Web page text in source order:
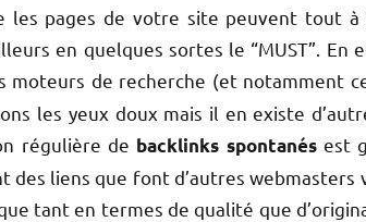
les pages de votre site peuvent tout
en quelques sortes le “MUST”. En
moteurs de recherche (et notamment
les yeux doux mais il en existe
régulière de backlinks spontanésest
des liens que font d’autres webmasters
tant en termes de qualité que